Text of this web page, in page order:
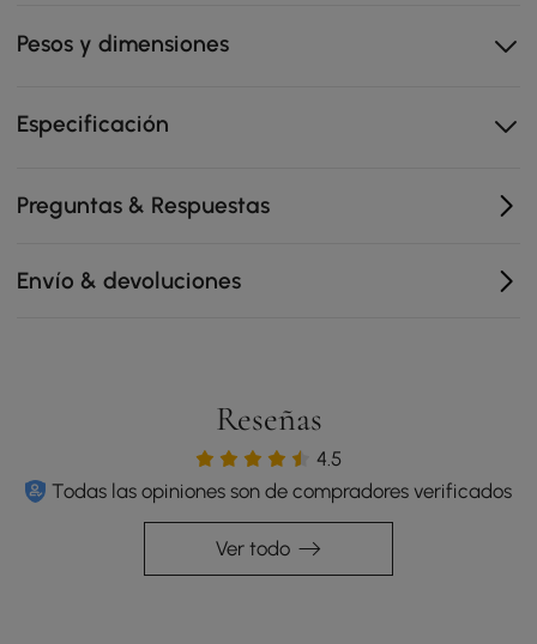
calor y manchas, y se limpia rápidamente
Diseño interior/exterior apto para comedores, patios y
La base del pedestal deja más espacio para las
piernas para que los invitados puedan sentarse y
Pesos y dimensiones
Especificación
Preguntas & Respuestas
Envío & devoluciones
Reseñas
4.5
Todas las opiniones son de compradores verificados
Ver todo